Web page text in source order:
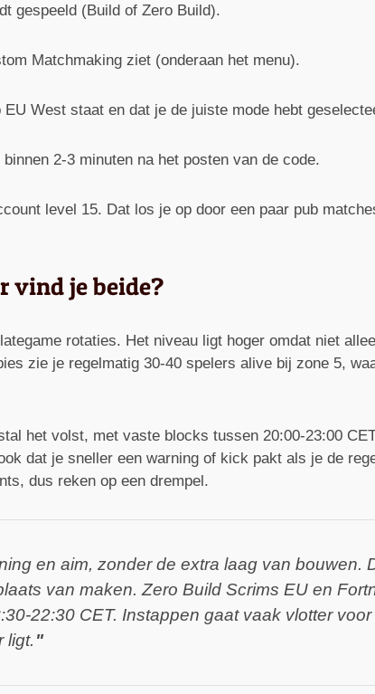
gespeeld (Build of Zero Build).
Matchmaking ziet (onderaan het menu).
West staat en dat je de juiste mode hebt
2-3 minuten na het posten van de code.
level 15. Dat los je op door een paar pub
vind je beide?
rotaties. Het niveau ligt hoger omdat niet
zie je regelmatig 30-40 spelers alive bij zone 5,
het volst, met vaste blocks tussen 20:00-23:00
dat je sneller een warning of kick pakt als je de
dus reken op een drempel.
en aim, zonder de extra laag van bouwen.
van maken. Zero Build Scrims EU en
22:30 CET. Instappen gaat vaak vlotter
ligt.